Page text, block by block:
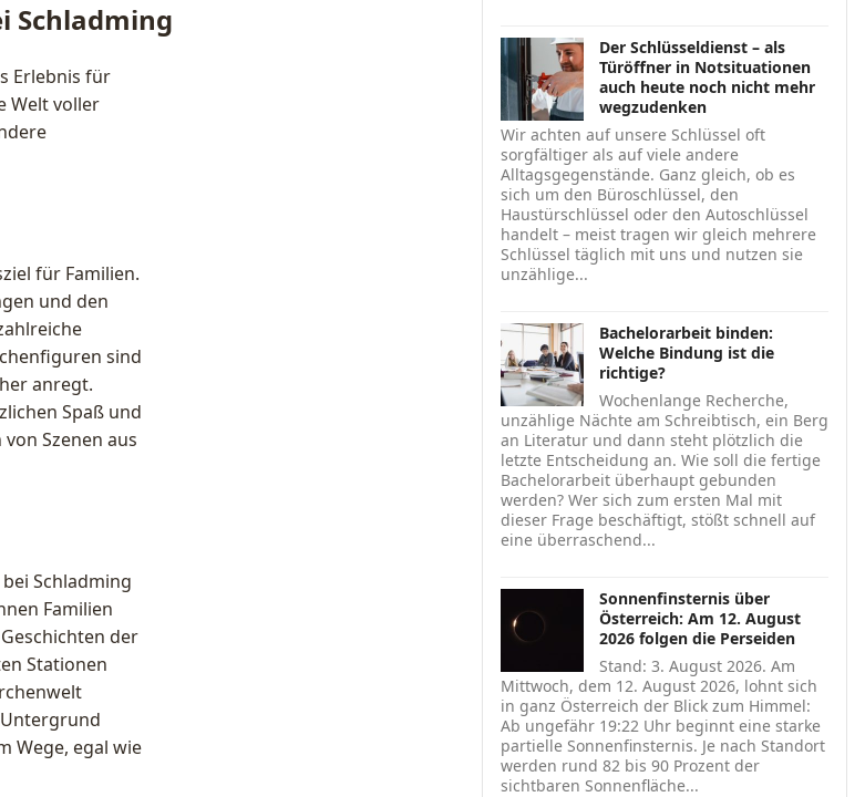
Schladming
Erlebnis für
Welt voller
für Familien.
und den
sind
anregt.
Spaß und
Szenen aus
Schladming
Familien
der
Stationen
Wege, egal wie
Der Schlüsseldienst – als
Türöffner in Notsituationen
auch heute noch nicht mehr
wegzudenken
Wir achten auf unsere Schlüssel oft
sorgfältiger als auf viele andere
Alltagsgegenstände. Ganz gleich, ob es
sich um den Büroschlüssel, den
Haustürschlüssel oder den Autoschlüssel
handelt – meist tragen wir gleich mehrere
Schlüssel täglich mit uns und nutzen sie
unzählige...
Bachelorarbeit binden:
Welche Bindung ist die
richtige?
Wochenlange Recherche,
unzählige Nächte am Schreibtisch, ein Berg
an Literatur und dann steht plötzlich die
letzte Entscheidung an. Wie soll die fertige
Bachelorarbeit überhaupt gebunden
werden? Wer sich zum ersten Mal mit
dieser Frage beschäftigt, stößt schnell auf
eine überraschend...
Sonnenfinsternis über
Österreich: Am 12. August
2026 folgen die Perseiden
Stand: 3. August 2026. Am
Mittwoch, dem 12. August 2026, lohnt sich
in ganz Österreich der Blick zum Himmel:
Ab ungefähr 19:22 Uhr beginnt eine starke
partielle Sonnenfinsternis. Je nach Standort
werden rund 82 bis 90 Prozent der
sichtbaren Sonnenfläche...